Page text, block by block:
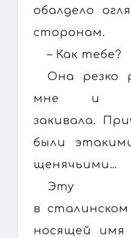
обалдело
сторонам.
– Как тебе?
Она резко
мне и
закивала.
были
щенячьими…
Эту
в
носящей имя